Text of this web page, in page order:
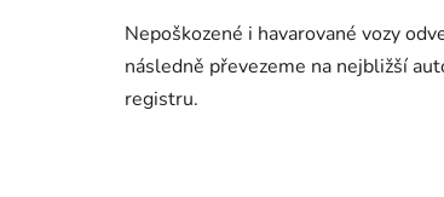
Nepoškozené i havarované vozy
následně převezeme na nejbližší
registru.